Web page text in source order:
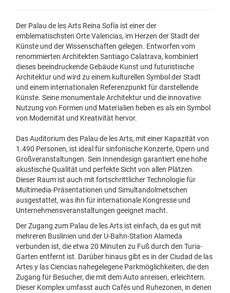
Der Palau de les Arts Reina Sofía ist einer der
emblematischsten Orte Valencias, im Herzen der Stadt der
Künste und der Wissenschaften gelegen. Entworfen vom
renommierten Architekten Santiago Calatrava, kombiniert
dieses beeindruckende Gebäude Kunst und futuristische
Architektur und wird zu einem kulturellen Symbol der Stadt
und einem internationalen Referenzpunkt für darstellende
Künste. Seine monumentale Architektur und die innovative
Nutzung von Formen und Materialien heben es als ein Symbol
von Modernität und Kreativität hervor.
Das Auditorium des Palau de les Arts, mit einer Kapazität von
1.490 Personen, ist ideal für sinfonische Konzerte, Opern und
Großveranstaltungen. Sein Innendesign garantiert eine hohe
akustische Qualität und perfekte Sicht von allen Plätzen.
Dieser Raum ist auch mit fortschrittlicher Technologie für
Multimedia-Präsentationen und Simultandolmetschen
ausgestattet, was ihn für internationale Kongresse und
Unternehmensveranstaltungen geeignet macht.
Der Zugang zum Palau de les Arts ist einfach, da es gut mit
mehreren Buslinien und der U-Bahn-Station Alameda
verbunden ist, die etwa 20 Minuten zu Fuß durch den Turia-
Garten entfernt ist. Darüber hinaus gibt es in der Ciudad de las
Artes y las Ciencias nahegelegene Parkmöglichkeiten, die den
Zugang für Besucher, die mit dem Auto anreisen, erleichtern.
Dieser Komplex umfasst auch Cafés und Ruhezonen, in denen